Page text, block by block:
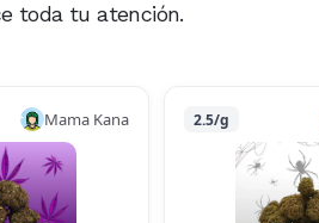
toda tu atención.
Mama Kana 2.5/g